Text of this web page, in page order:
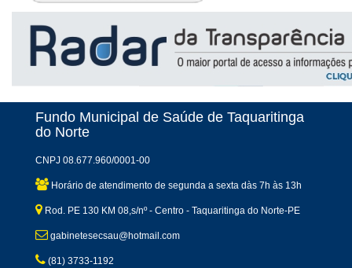
Fundo Municipal de Saúde de Taquaritinga
do Norte
CNPJ 08.677.960/0001-00
Horário de atendimento de segunda a sexta dàs 7h às 13h
Rod. PE 130 KM 08,s/nº - Centro - Taquaritinga do Norte-PE
gabinetesecsau@hotmail.com
(81) 3733-1192